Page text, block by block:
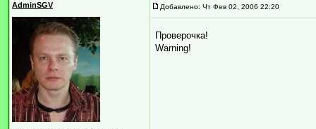
AdminSGV Добавлено: Чт Фев 02, 2006 22:20
Проверочка!
Warning!